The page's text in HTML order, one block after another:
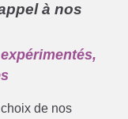
à nos
de nos